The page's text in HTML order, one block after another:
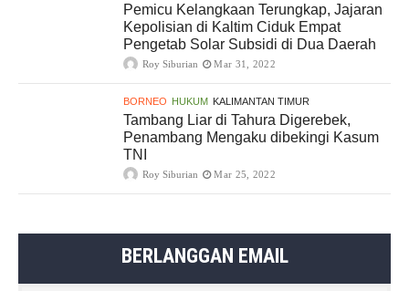
Pemicu Kelangkaan Terungkap, Jajaran
Kepolisian di Kaltim Ciduk Empat
Pengetab Solar Subsidi di Dua Daerah
Roy Siburian Mar 31, 2022
BORNEO HUKUM KALIMANTAN TIMUR
Tambang Liar di Tahura Digerebek,
Penambang Mengaku dibekingi Kasum
TNI
Roy Siburian Mar 25, 2022
BERLANGGAN EMAIL